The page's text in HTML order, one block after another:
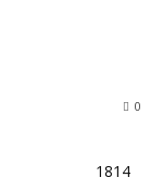
0
1814